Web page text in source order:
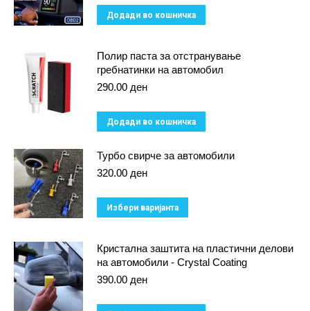
Додади во кошничка
Полир паста за отстранување
гребнатинки на автомобил
290.00 ден
Додади во кошничка
Турбо свирче за автомобили
320.00 ден
Избери варијанта
has
multiple
The
Кристална заштита на пластични делови
на автомобили - Crystal Coating
390.00 ден